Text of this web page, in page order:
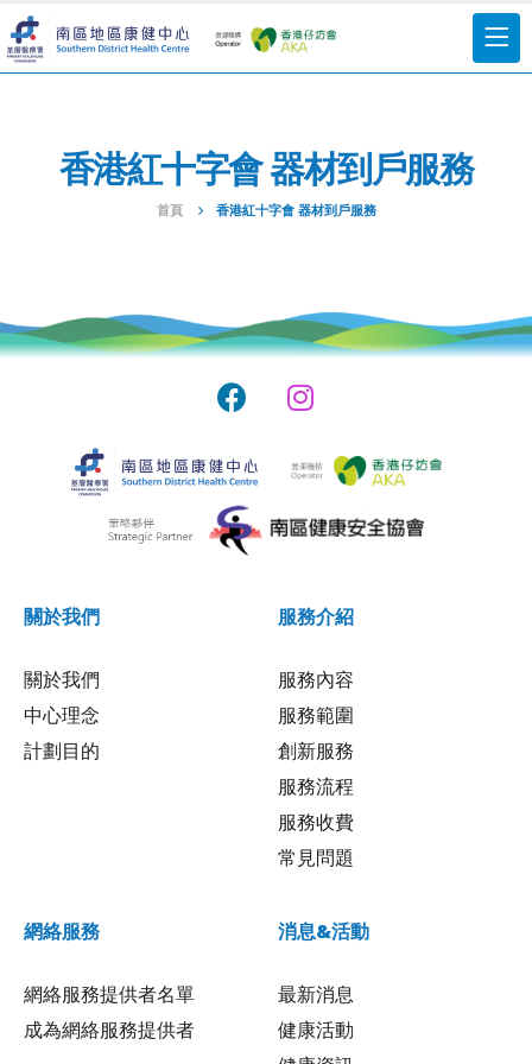
香港紅十字會 器材到戶服務
首頁 香港紅十字會 器材到戶服務
關於我們
關於我們
中心理念
計劃目的
服務介紹
服務內容
服務範圍
創新服務
服務流程
服務收費
常見問題
網絡服務
網絡服務提供者名單
成為網絡服務提供者
消息&活動
最新消息
健康活動